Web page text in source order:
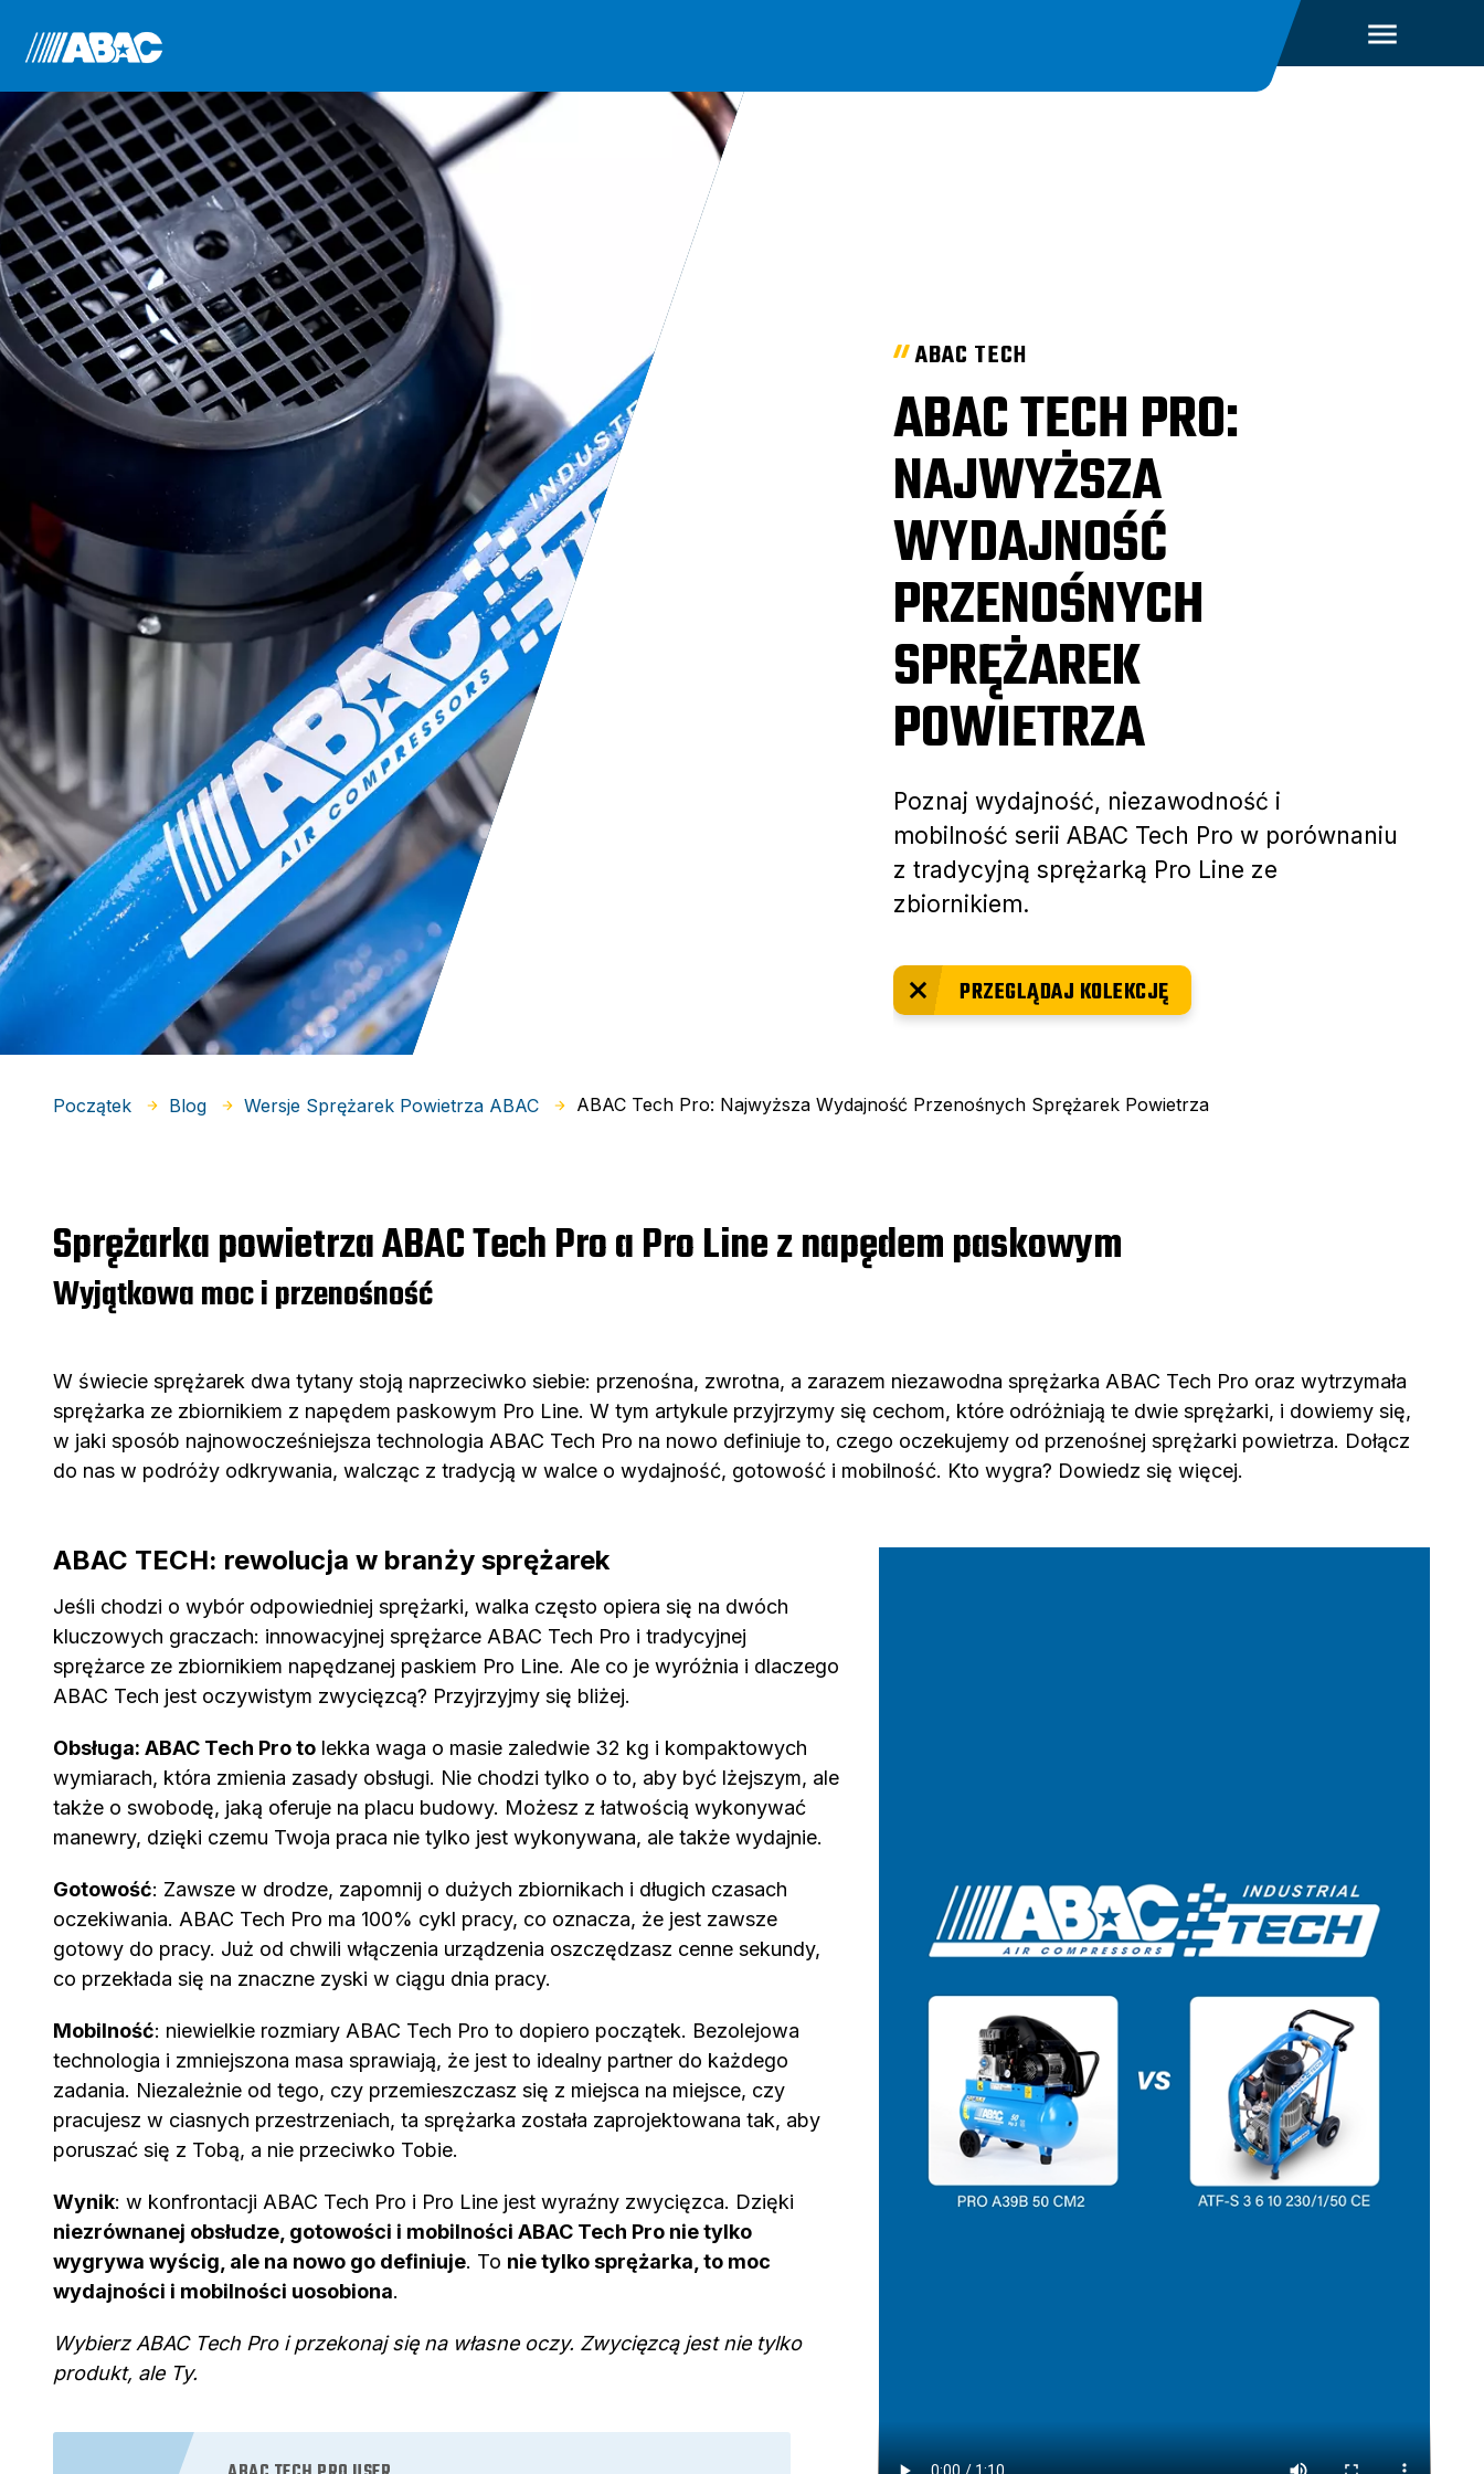
ABAC TECH
ABAC TECH PRO:
NAJWYŻSZA
WYDAJNOŚĆ
PRZENOŚNYCH
SPRĘŻAREK
POWIETRZA
Poznaj wydajność, niezawodność i
mobilność serii ABAC Tech Pro w porównaniu
z tradycyjną sprężarką Pro Line ze
zbiornikiem.
PRZEGLĄDAJ KOLEKCJĘ
Początek Blog Wersje Sprężarek Powietrza ABAC ABAC Tech Pro: Najwyższa Wydajność Przenośnych Sprężarek Powietrza
Sprężarka powietrza ABAC Tech Pro a Pro Line z napędem paskowym
Wyjątkowa moc i przenośność
W świecie sprężarek dwa tytany stoją naprzeciwko siebie: przenośna, zwrotna, a zarazem niezawodna sprężarka ABAC Tech Pro oraz wytrzymała
sprężarka ze zbiornikiem z napędem paskowym Pro Line. W tym artykule przyjrzymy się cechom, które odróżniają te dwie sprężarki, i dowiemy się,
w jaki sposób najnowocześniejsza technologia ABAC Tech Pro na nowo definiuje to, czego oczekujemy od przenośnej sprężarki powietrza. Dołącz
do nas w podróży odkrywania, walcząc z tradycją w walce o wydajność, gotowość i mobilność. Kto wygra? Dowiedz się więcej.
ABAC TECH: rewolucja w branży sprężarek
Jeśli chodzi o wybór odpowiedniej sprężarki, walka często opiera się na dwóch
kluczowych graczach: innowacyjnej sprężarce ABAC Tech Pro i tradycyjnej
sprężarce ze zbiornikiem napędzanej paskiem Pro Line. Ale co je wyróżnia i dlaczego
ABAC Tech jest oczywistym zwycięzcą? Przyjrzyjmy się bliżej.
Obsługa: ABAC Tech Pro to lekka waga o masie zaledwie 32 kg i kompaktowych
wymiarach, która zmienia zasady obsługi. Nie chodzi tylko o to, aby być lżejszym, ale
także o swobodę, jaką oferuje na placu budowy. Możesz z łatwością wykonywać
manewry, dzięki czemu Twoja praca nie tylko jest wykonywana, ale także wydajnie.
Gotowość: Zawsze w drodze, zapomnij o dużych zbiornikach i długich czasach
oczekiwania. ABAC Tech Pro ma 100% cykl pracy, co oznacza, że jest zawsze
gotowy do pracy. Już od chwili włączenia urządzenia oszczędzasz cenne sekundy,
co przekłada się na znaczne zyski w ciągu dnia pracy.
Mobilność: niewielkie rozmiary ABAC Tech Pro to dopiero początek. Bezolejowa
technologia i zmniejszona masa sprawiają, że jest to idealny partner do każdego
zadania. Niezależnie od tego, czy przemieszczasz się z miejsca na miejsce, czy
pracujesz w ciasnych przestrzeniach, ta sprężarka została zaprojektowana tak, aby
poruszać się z Tobą, a nie przeciwko Tobie.
Wynik: w konfrontacji ABAC Tech Pro i Pro Line jest wyraźny zwycięzca. Dzięki
niezrównanej obsłudze, gotowości i mobilności ABAC Tech Pro nie tylko
wygrywa wyścig, ale na nowo go definiuje. To nie tylko sprężarka, to moc
wydajności i mobilności uosobiona.
Wybierz ABAC Tech Pro i przekonaj się na własne oczy. Zwycięzcą jest nie tylko
produkt, ale Ty.